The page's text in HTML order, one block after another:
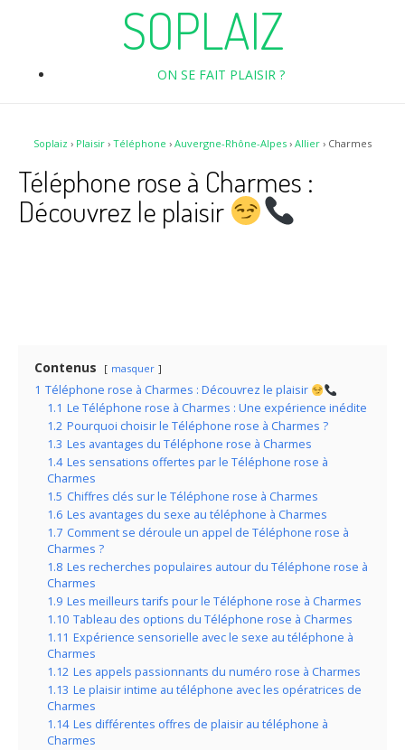
SOPLAIZ
ON SE FAIT PLAISIR ?
Soplaiz › Plaisir › Téléphone › Auvergne-Rhône-Alpes › Allier › Charmes
Téléphone rose à Charmes :
Découvrez le plaisir
Contenus masquer
1 Téléphone rose à Charmes : Découvrez le plaisir
1.1 Le Téléphone rose à Charmes : Une expérience inédite
1.2 Pourquoi choisir le Téléphone rose à Charmes ?
1.3 Les avantages du Téléphone rose à Charmes
1.4 Les sensations offertes par le Téléphone rose à
Charmes
1.5 Chiffres clés sur le Téléphone rose à Charmes
1.6 Les avantages du sexe au téléphone à Charmes
1.7 Comment se déroule un appel de Téléphone rose à
Charmes ?
1.8 Les recherches populaires autour du Téléphone rose à
Charmes
1.9 Les meilleurs tarifs pour le Téléphone rose à Charmes
1.10 Tableau des options du Téléphone rose à Charmes
1.11 Expérience sensorielle avec le sexe au téléphone à
Charmes
1.12 Les appels passionnants du numéro rose à Charmes
1.13 Le plaisir intime au téléphone avec les opératrices de
Charmes
1.14 Les différentes offres de plaisir au téléphone à
Charmes